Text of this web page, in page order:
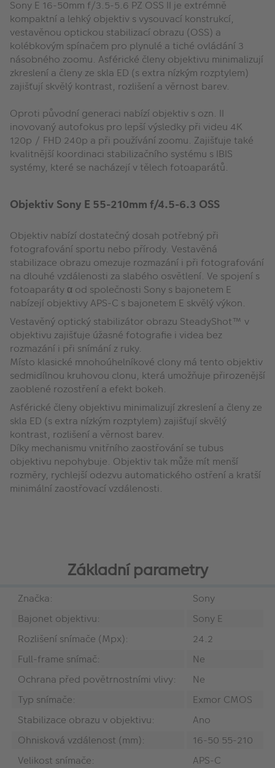
Sony E 16-50mm f/3.5-5.6 PZ OSS II je extrémně
kompaktní a lehký objektiv s vysouvací konstrukcí,
vestavěnou optickou stabilizací obrazu (OSS) a
kolébkovým spínačem pro plynulé a tiché ovládání 3
násobného zoomu. Asférické členy objektivu minimalizují
zkreslení a členy ze skla ED (s extra nízkým rozptylem)
zajišťují skvělý kontrast, rozlišení a věrnost barev.
Oproti původní generaci nabízí objektiv s ozn. II
inovovaný autofokus pro lepší výsledky při videu 4K
120p / FHD 240p a při používání zoomu. Zajišťuje také
kvalitnější koordinaci stabilizačního systému s IBIS
systémy, které se nacházejí v tělech fotoaparátů.
Objektiv Sony E 55-210mm f/4.5-6.3 OSS
Objektiv nabízí dostatečný dosah potřebný při
fotografování sportu nebo přírody. Vestavěná
stabilizace obrazu omezuje rozmazání i při fotografování
na dlouhé vzdálenosti za slabého osvětlení. Ve spojení s
fotoaparáty α od společnosti Sony s bajonetem E
nabízejí objektivy APS-C s bajonetem E skvělý výkon.
Vestavěný optický stabilizátor obrazu SteadyShot™ v
objektivu zajišťuje úžasné fotografie i videa bez
rozmazání i při snímání z ruky.
Místo klasické mnohoúhelníkové clony má tento objektiv
sedmidílnou kruhovou clonu, která umožňuje přirozenější
zaoblené rozostření a efekt bokeh.
Asférické členy objektivu minimalizují zkreslení a členy ze
skla ED (s extra nízkým rozptylem) zajišťují skvělý
kontrast, rozlišení a věrnost barev.
Díky mechanismu vnitřního zaostřování se tubus
objektivu nepohybuje. Objektiv tak může mít menší
rozměry, rychlejší odezvu automatického ostření a kratší
minimální zaostřovací vzdálenosti.
Základní parametry
Značka:
Sony
Bajonet objektivu:
Sony E
Rozlišení snímače (Mpx):
24.2
Full-frame snímač:
Ne
Ochrana před povětrnostními vlivy:
Ne
Typ snímače:
Exmor CMOS
Stabilizace obrazu v objektivu:
Ano
Ohnisková vzdálenost (mm):
16-50 55-210
Velikost snímače:
APS-C